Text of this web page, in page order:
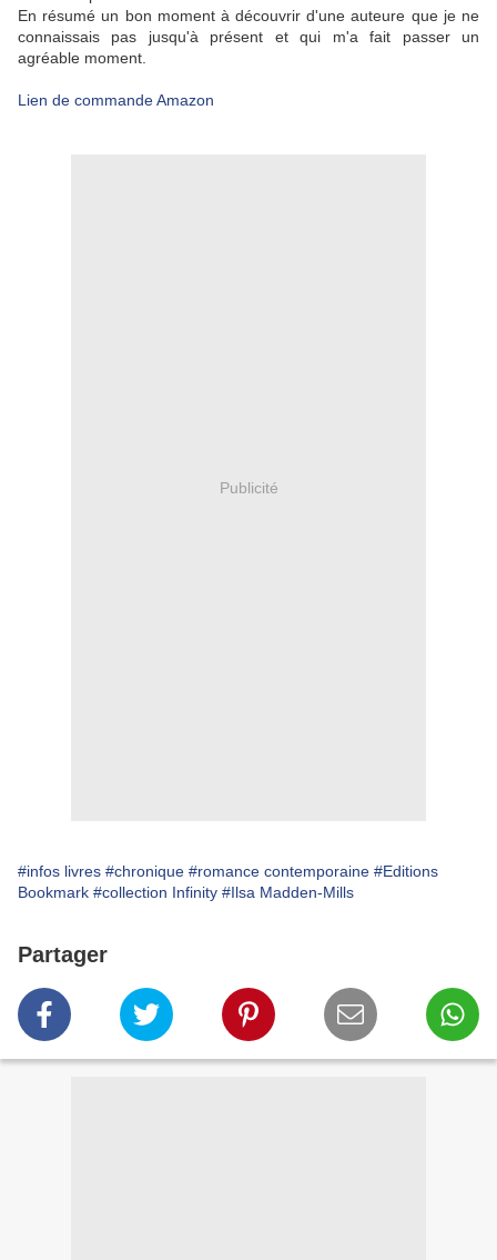
En résumé un bon moment à découvrir d'une auteure que je ne
connaissais pas jusqu'à présent et qui m'a fait passer un
agréable moment.
Lien de commande Amazon
Publicité
#infos livres #chronique #romance contemporaine #Editions
Bookmark #collection Infinity #Ilsa Madden-Mills
Partager